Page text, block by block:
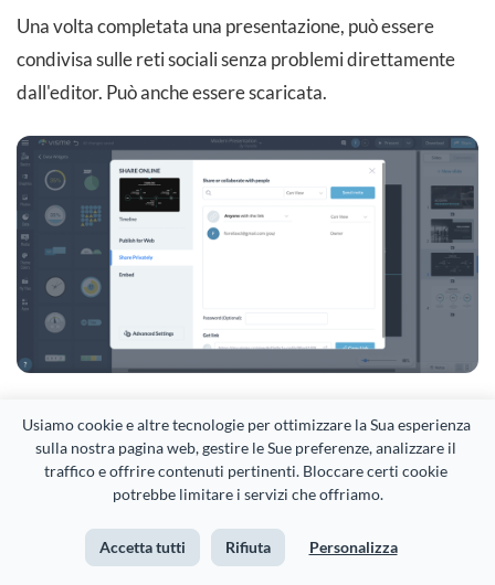
Usiamo cookie e altre tecnologie per ottimizzare la Sua esperienza
sulla nostra pagina web, gestire le Sue preferenze, analizzare il
traffico e offrire contenuti pertinenti. Bloccare certi cookie
potrebbe limitare i servizi che offriamo.
Accetta tutti Rifiuta Personalizza
Una volta completata una presentazione, può essere
condivisa sulle reti sociali senza problemi direttamente
dall'editor. Può anche essere scaricata.
Crea una presentazione straordinaria in pochi
minuti!
Iscriviti! È gratis